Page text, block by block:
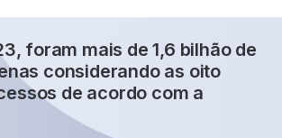
foram mais de 1,6 bilhão de
considerando as oito
de acordo com a